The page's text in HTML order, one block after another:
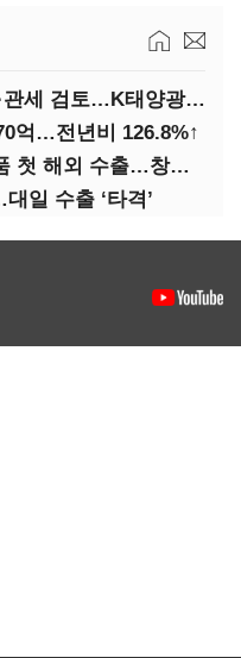
미, 폴리실리콘 최저가격제·관세 검토…K태양광 입지 확대 기대
억…전년비 126.8%↑
두산퓨얼셀, SOFC 핵심부품 첫 해외 수출…창사 이래 최대 규모
일 수출 ‘타격’